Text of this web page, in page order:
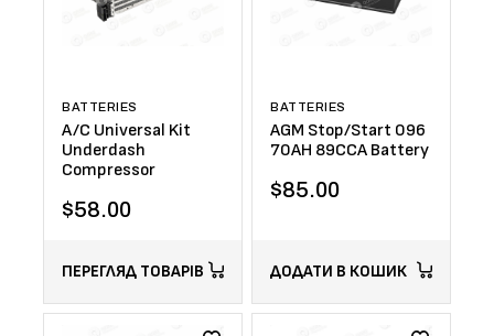
BATTERIES
A/C Universal Kit
Underdash
Compressor
$58.00
ПЕРЕГЛЯД ТОВАРІВ
BATTERIES
AGM Stop/Start 096
70AH 89CCA Battery
$85.00
ДОДАТИ В КОШИК